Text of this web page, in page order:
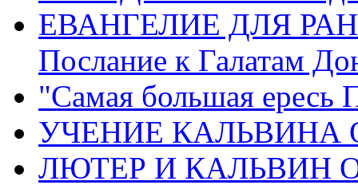
ЕВАНГЕЛИЕ ДЛЯ
Послание к Галатам
"Самая большая ересь
УЧЕНИЕ КАЛЬВИНА
ЛЮТЕР И КАЛЬВИН